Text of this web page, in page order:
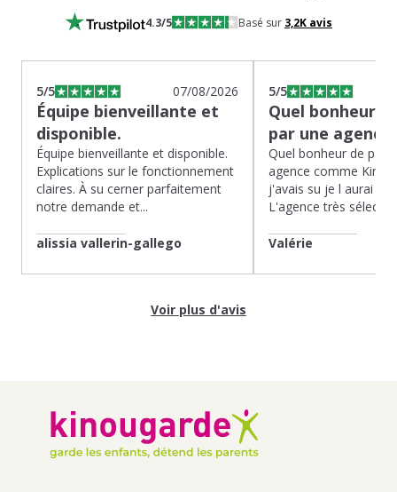
4.3/5 Basé sur 3,2Kavis
5/5 07/08/2026
Équipe bienveillante et
disponible.
Équipe bienveillante et disponible.
Explications sur le fonctionnement
claires. À su cerner parfaitement
notre demande et...
alissia vallerin-gallego
5/5
Quel bonheur
par une
Quel bonheur de
agence comme
j'avais su je l aurai
L'agence très
Valérie
Voir plus d'avis